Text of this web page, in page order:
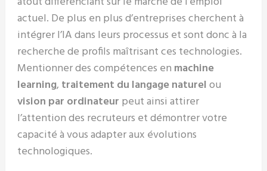
actuel. De plus en plus d’entreprises cherchent à
intégrer l’IA dans leurs processus et sont donc à la
recherche de profils maîtrisant ces technologies.
Mentionner des compétences en machine
learning, traitement du langage naturelou
vision par ordinateur peut ainsi attirer
l’attention des recruteurs et démontrer votre
capacité à vous adapter aux évolutions
technologiques.